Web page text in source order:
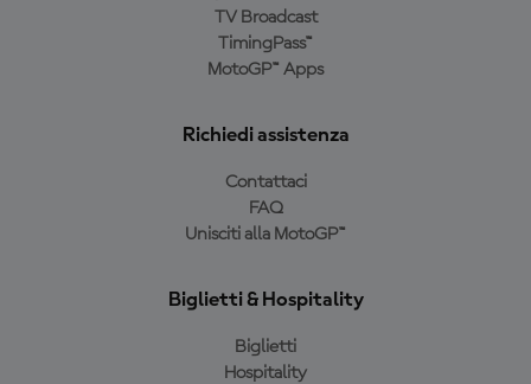
TV Broadcast
TimingPass™
MotoGP™ Apps
Richiedi assistenza
Contattaci
FAQ
Unisciti alla MotoGP™
Biglietti & Hospitality
Biglietti
Hospitality